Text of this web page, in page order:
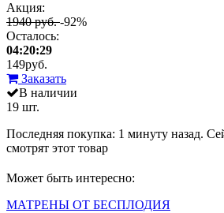
Акция:
1940 руб.-92%
Осталось:
04:20:29
149руб.
Заказать
В наличии
19 шт.
Последняя покупка: 1 минуту назад.
смотрят этот товар
Может быть интересно:
МАТРЕНЫ ОТ БЕСПЛОДИЯ